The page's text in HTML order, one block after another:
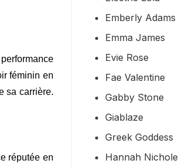
féminin en
sa carrière.
réputée en
Emberly Adams
Emma James
Evie Rose
Fae Valentine
Gabby Stone
Giablaze
Greek Goddess
Hannah Nichole